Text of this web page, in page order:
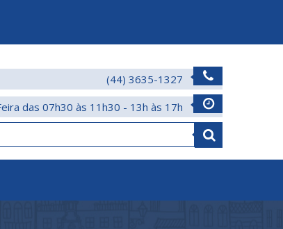
(44) 3635-1327
das 07h30 às 11h30 - 13h às 17h